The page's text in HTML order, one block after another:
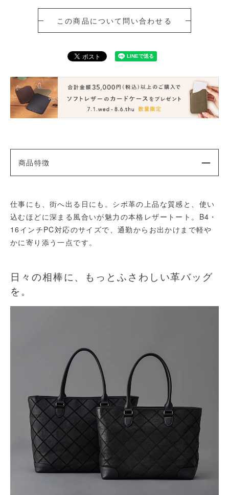
この商品について問い合わせる
商品特徴
仕事にも、街へ出る日にも。シボ革の上品な質感と、使い
込むほどに深まる風合いが魅力の本格レザートート。B4・
16インチPC対応のサイズで、通勤からお出かけまで軽や
かに寄り添う一点です。
日々の相棒に、もっとふさわしい革バッグ
を。